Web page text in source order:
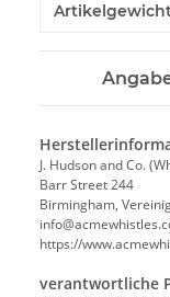
J. Hudson and Co.
Barr Street 244
Birmingham,
https://
verantwortliche